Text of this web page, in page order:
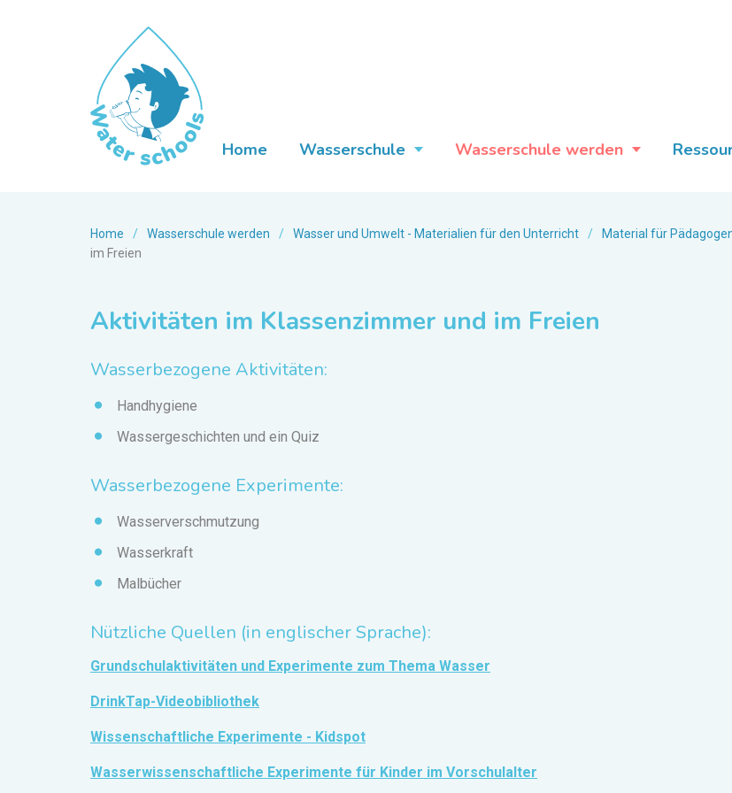
Home Wasserschule Wasserschule werden
Home / Wasserschule werden / Wasser und Umwelt - Materialien für den Unterricht / Material für
im Freien
Aktivitäten im Klassenzimmer und im Freien
Wasserbezogene Aktivitäten:
Handhygiene
Wassergeschichten und ein Quiz
Wasserbezogene Experimente:
Wasserverschmutzung
Wasserkraft
Malbücher
Nützliche Quellen (in englischer Sprache):
Grundschulaktivitäten und Experimente zum Thema Wasser
DrinkTap-Videobibliothek
Wissenschaftliche Experimente - Kidspot
Wasserwissenschaftliche Experimente für Kinder im Vorschulalter